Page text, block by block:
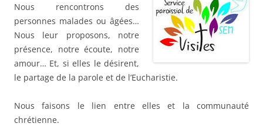
Nous rencontrons des
personnes malades ou âgées…
Nous leur proposons, notre
présence, notre écoute, notre
amour… Et, si elles le désirent,
le partage de la parole et de l’Eucharistie.
Nous faisons le lien entre elles et la communauté
chrétienne.